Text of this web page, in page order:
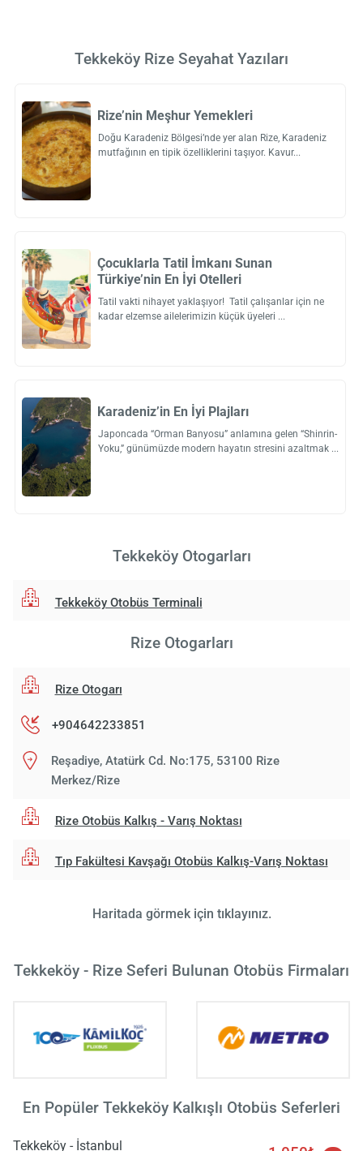
Tekkeköy Rize Seyahat Yazıları
Rize’nin Meşhur Yemekleri
Doğu Karadeniz Bölgesi’nde yer alan Rize, Karadeniz
mutfağının en tipik özelliklerini taşıyor. Kavur
Çocuklarla Tatil İmkanı Sunan
Türkiye’nin En İyi Otelleri
Tatil vakti nihayet yaklaşıyor! Tatil çalışanlar için ne
kadar elzemse ailelerimizin küçük üyeleri
Karadeniz’in En İyi Plajları
Japoncada “Orman Banyosu” anlamına gelen “Shinrin-
Yoku,” günümüzde modern hayatın stresini azaltmak
Tekkeköy Otogarları
Tekkeköy Otobüs Terminali
Rize Otogarları
Rize Otogarı
+904642233851
Reşadiye, Atatürk Cd. No:175, 53100 Rize
Merkez/Rize
Rize Otobüs Kalkış - Varış Noktası
Tıp Fakültesi Kavşağı Otobüs Kalkış-Varış Noktası
Haritada görmek için tıklayınız.
Tekkeköy - Rize Seferi Bulunan Otobüs Firmaları
En Popüler Tekkeköy Kalkışlı Otobüs Seferleri
Tekkeköy - İstanbul